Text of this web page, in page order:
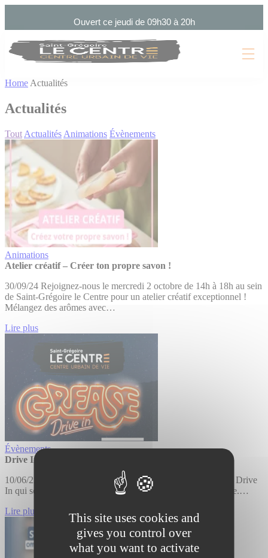
Cookies management panel
This site uses cookies and
gives you control over
what you want to activate
Ouvert ce jeudi de 09h30 à 20h
Home Actualités
Actualités
Tout Actualités Animations Évènements
Animations
Atelier créatif – Créer ton propre savon !
30/09/24 Rejoignez-nous le mercredi 2 octobre de 14h à 18h au sein
de Saint-Grégoire le Centre pour un atelier créatif exceptionnel !
Mélangez des arômes avec…
Lire plus
Évènements
Drive In Grease
10/06/22 Le 18 juin 2022 replongez dans le passé avec notre Drive
In qui se déroulera sur le parking du Centre de Saint Grégoire.…
Lire plus